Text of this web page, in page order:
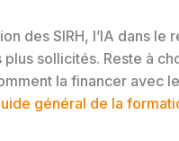
des SIRH, l’IA dans le
sollicités. Reste à
la financer avec
général de la